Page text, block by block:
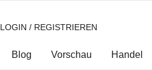
LOGIN / REGISTRIEREN
Blog Vorschau Handel